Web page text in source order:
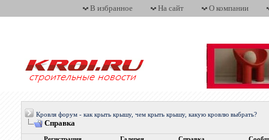
В избранное На сайт О компании
Кровля форум - как крыть крышу, чем крыть крышу, какую кровлю выбрать?
Справка